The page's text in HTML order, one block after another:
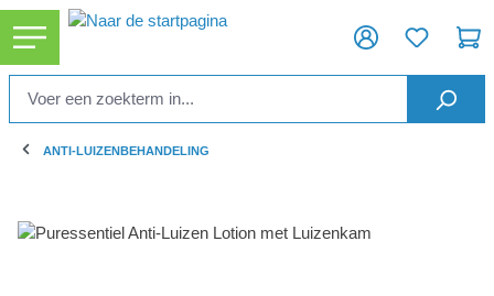
ANTI-LUIZENBEHANDELING
Afbeeldingengalerij overslaan